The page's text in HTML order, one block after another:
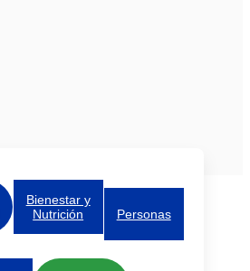
Bienestar y
Nutrición
Personas